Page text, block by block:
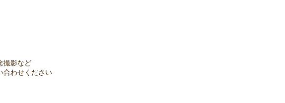
撮影など
合わせください